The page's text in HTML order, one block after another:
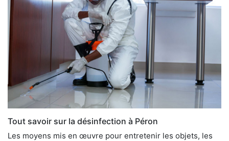
Tout savoir sur la désinfection à Péron
Les moyens mis en œuvre pour entretenir les objets, les